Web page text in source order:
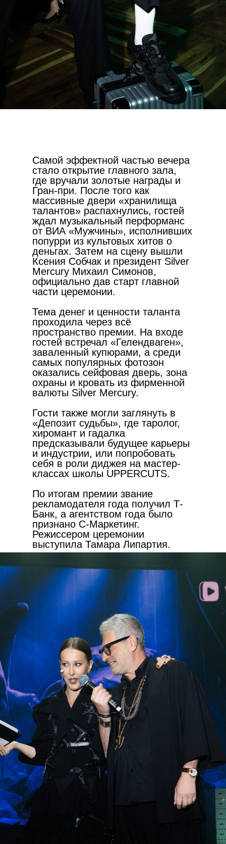
Самой эффектной частью вечера
стало открытие главного зала,
где вручали золотые награды и
Гран-при. После того как
массивные двери «хранилища
талантов» распахнулись, гостей
ждал музыкальный перформанс
от ВИА «Мужчины», исполнивших
попурри из культовых хитов о
деньгах. Затем на сцену вышли
Ксения Собчак и президент Silver
Mercury Михаил Симонов,
официально дав старт главной
части церемонии.
Тема денег и ценности таланта
проходила через всё
пространство премии. На входе
гостей встречал «Гелендваген»,
заваленный купюрами, а среди
самых популярных фотозон
оказались сейфовая дверь, зона
охраны и кровать из фирменной
валюты Silver Mercury.
Гости также могли заглянуть в
«Депозит судьбы», где таролог,
хиромант и гадалка
предсказывали будущее карьеры
и индустрии, или попробовать
себя в роли диджея на мастер-
классах школы UPPERCUTS.
По итогам премии звание
рекламодателя года получил Т-
Банк, а агентством года было
признано С-Маркетинг.
Режиссером церемонии
выступила Тамара Липартия.